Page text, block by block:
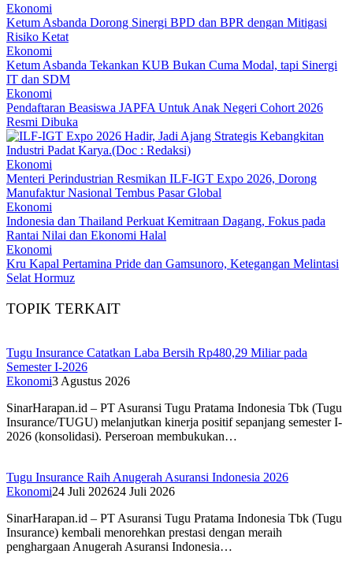
Ekonomi
Ketum Asbanda Dorong Sinergi BPD dan BPR dengan Mitigasi
Risiko Ketat
Ekonomi
Ketum Asbanda Tekankan KUB Bukan Cuma Modal, tapi Sinergi
IT dan SDM
Ekonomi
Pendaftaran Beasiswa JAPFA Untuk Anak Negeri Cohort 2026
Resmi Dibuka
Ekonomi
Menteri Perindustrian Resmikan ILF-IGT Expo 2026, Dorong
Manufaktur Nasional Tembus Pasar Global
Ekonomi
Indonesia dan Thailand Perkuat Kemitraan Dagang, Fokus pada
Rantai Nilai dan Ekonomi Halal
Ekonomi
Kru Kapal Pertamina Pride dan Gamsunoro, Ketegangan Melintasi
Selat Hormuz
TOPIK TERKAIT
Tugu Insurance Catatkan Laba Bersih Rp480,29 Miliar pada
Semester I-2026
Ekonomi3 Agustus 2026
SinarHarapan.id – PT Asuransi Tugu Pratama Indonesia Tbk (Tugu
Insurance/TUGU) melanjutkan kinerja positif sepanjang semester I-
2026 (konsolidasi). Perseroan membukukan…
Tugu Insurance Raih Anugerah Asuransi Indonesia 2026
Ekonomi24 Juli 202624 Juli 2026
SinarHarapan.id – PT Asuransi Tugu Pratama Indonesia Tbk (Tugu
Insurance) kembali menorehkan prestasi dengan meraih
penghargaan Anugerah Asuransi Indonesia…